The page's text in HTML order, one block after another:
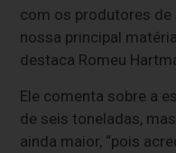
com os produtores
nossa principal
destaca Romeu
Ele comenta sobre a
de seis toneladas,
ainda maior, “pois